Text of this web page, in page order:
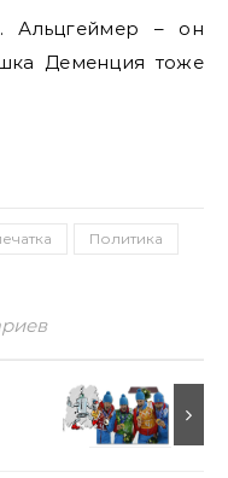
Альцгеймер – он
Деменция тоже
Политика